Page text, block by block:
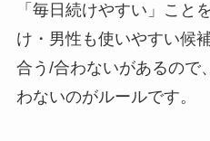
「毎日続けやすい」こと
け・男性も使いやすい候
合う/合わないがあるので
わないのがルールです。